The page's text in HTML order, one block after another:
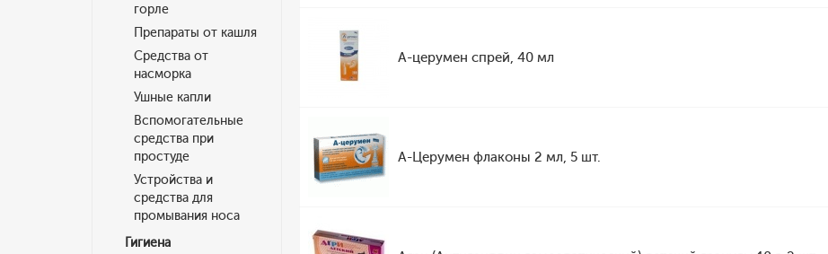
горле
Препараты от кашля
Средства от
насморка
Ушные капли
Вспомогательные
средства при
простуде
Устройства и
средства для
промывания носа
Гигиена
А-церумен спрей, 40 мл
А-Церумен флаконы 2 мл, 5 шт.